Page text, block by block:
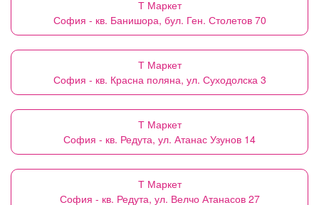
Т Маркет
София - кв. Банишора, бул. Ген. Столетов 70
Т Маркет
София - кв. Красна поляна, ул. Суходолска 3
Т Маркет
София - кв. Редута, ул. Атанас Узунов 14
Т Маркет
София - кв. Редута, ул. Велчо Атанасов 27